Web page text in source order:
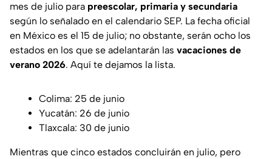
mes de julio para preescolar, primaria y secundaria
según lo señalado en el calendario SEP. La fecha oficial
en México es el 15 de julio; no obstante, serán ocho los
estados en los que se adelantarán las vacaciones de
verano 2026. Aquí te dejamos la lista.
Colima: 25 de junio
Yucatán: 26 de junio
Tlaxcala: 30 de junio
Mientras que cinco estados concluirán en julio, pero